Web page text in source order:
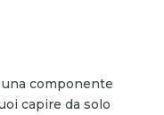
componente
capire da solo